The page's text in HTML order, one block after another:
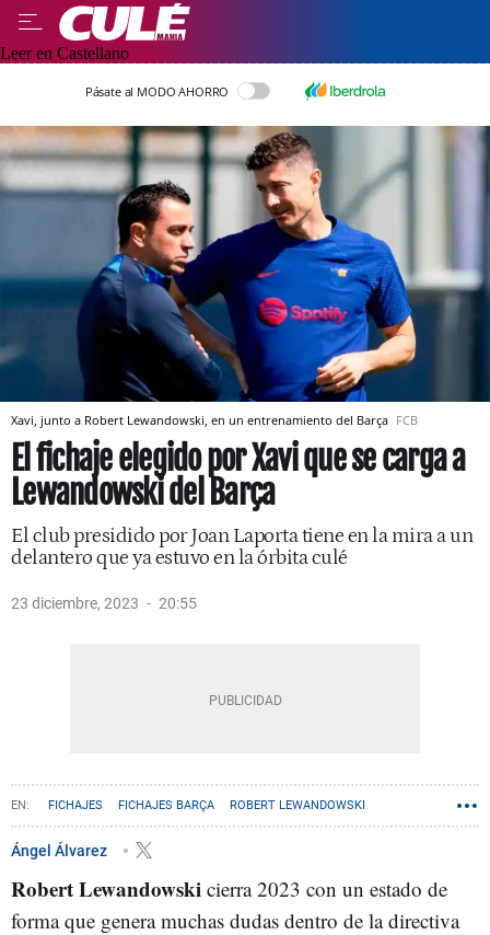
Leer en Castellano
Pásate al MODO AHORRO
Xavi, junto a Robert Lewandowski, en un entrenamiento del Barça FCB
El fichaje elegido por Xavi que se carga a
Lewandowski del Barça
El club presidido por Joan Laporta tiene en la mira a un
delantero que ya estuvo en la órbita culé
23 diciembre, 2023 20:55
FICHAJES FICHAJES BARÇA ROBERT LEWANDOWSKI
Ángel Álvarez
Robert Lewandowski cierra 2023 con un estado de
forma que genera muchas dudas dentro de la directiva